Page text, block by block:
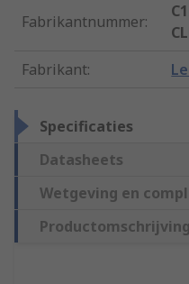
Fabrikantnummer:
Fabrikant:
Specificaties
Datasheets
Wetgeving en
Productomschrijving